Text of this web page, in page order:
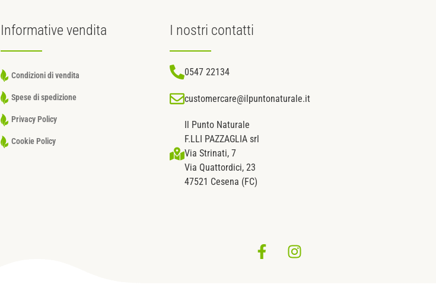
Informative vendita
Condizioni di vendita
Spese di spedizione
Privacy Policy
Cookie Policy
I nostri contatti
0547 22134
customercare@ilpuntonaturale.it
Il Punto Naturale
F.LLI PAZZAGLIA srl
Via Strinati, 7
Via Quattordici, 23
47521 Cesena (FC)